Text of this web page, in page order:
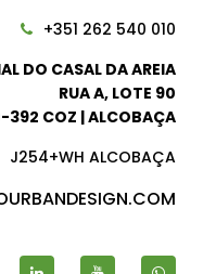
+351 262 540 010
DO CASAL DA AREIA
RUA A, LOTE 90
COZ | ALCOBAÇA
J254+WH ALCOBAÇA